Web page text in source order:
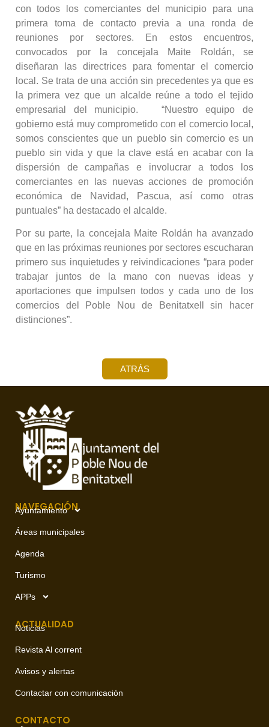
con todos los comerciantes del municipio para una
primera toma de contacto previa a una ronda de
reuniones por sectores. En estos encuentros,
convocados por la concejala Maite Roldán, se
diseñaran las directrices para fomentar el comercio
local. Se trata de una acción sin precedentes ya que es
la primera vez que un alcalde reúne a todo el tejido
empresarial del municipio. “Nuestro equipo de
gobierno está muy comprometido con el comercio local,
somos conscientes que un pueblo sin comercio es un
pueblo sin vida y que la clave está en acabar con la
dispersión de campañas e involucrar a todos los
comerciantes en las nuevas acciones de promoción
económica de Navidad, Pascua, así como otras
puntuales” ha destacado el alcalde.
Por su parte, la concejala Maite Roldán ha avanzado
que en las próximas reuniones por sectores escucharan
primero sus inquietudes y reivindicaciones “para poder
trabajar juntos de la mano con nuevas ideas y
aportaciones que impulsen todos y cada uno de los
comercios del Poble Nou de Benitatxell sin hacer
distinciones”.
ATRÁS
NAVEGACIÓN
Ayuntamiento
Áreas municipales
Agenda
Turismo
APPs
ACTUALIDAD
Noticias
Revista Al corrent
Avisos y alertas
Contactar con comunicación
CONTACTO